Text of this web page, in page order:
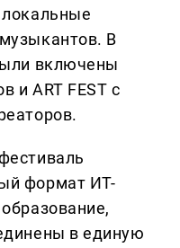
локальные
В
включены
и ART FEST с
формат ИТ-
в единую